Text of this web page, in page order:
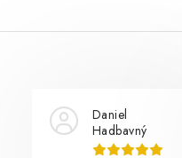
Daniel
Hadbavný